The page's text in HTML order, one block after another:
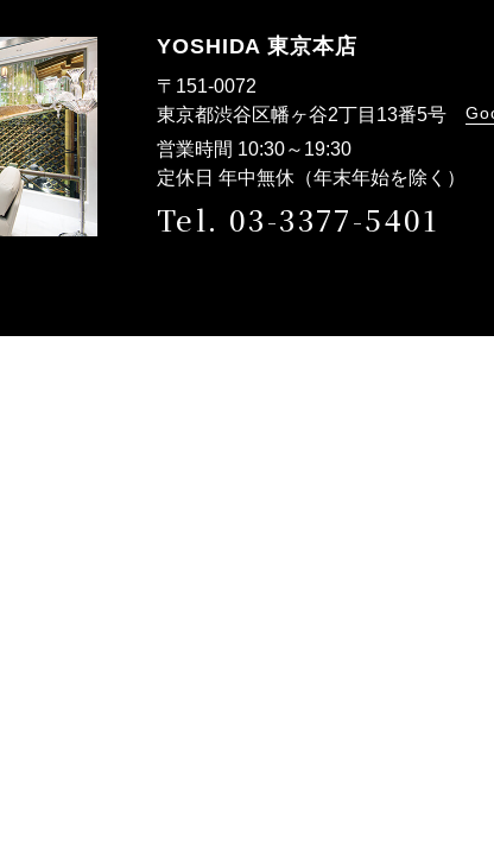
YOSHIDA 東京本店
〒151-0072
東京都渋谷区幡ヶ谷2丁目13番5号
営業時間 10:30～19:30
定休日 年中無休（年末年始を除く）
Tel. 03-3377-5401